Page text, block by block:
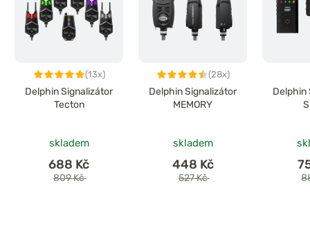
(13x)
Delphin Signalizátor
Tecton
skladem
688 Kč
809 Kč
(28x)
Delphin Signalizátor
MEMORY
skladem
448 Kč
527 Kč
Delphin